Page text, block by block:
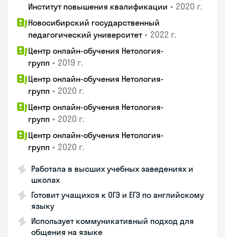
Институт повышения квалификации • 2020 г.
Новосибирский государственный
педагогический университет • 2022 г.
Центр онлайн-обучения Нетология-
групп • 2019 г.
Центр онлайн-обучения Нетология-
групп • 2020 г.
Центр онлайн-обучения Нетология-
групп • 2020 г.
Центр онлайн-обучения Нетология-
групп • 2020 г.
Работала в высших учебных заведениях и
школах
Готовит учащихся к ОГЭ и ЕГЭ по английскому
языку
Использует коммуникативный подход для
общения на языке